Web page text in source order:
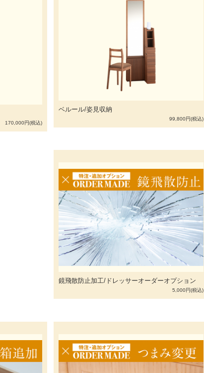
170,000円(税込)
ベルール/姿見収納
99,800円(税込)
鏡飛散防止加工/ドレッサーオーダーオプション
5,000円(税込)